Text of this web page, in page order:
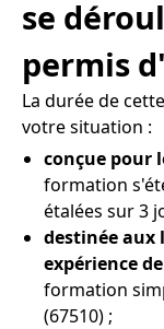
se
permis
La durée de
votre situation :
conçue pour
formation
étalées sur 3
destinée aux
expérience
formation
(67510) ;